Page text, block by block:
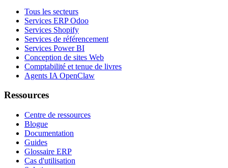
Tous les secteurs
Services ERP Odoo
Services Shopify
Services de référencement
Services Power BI
Conception de sites Web
Comptabilité et tenue de livres
Agents IA OpenClaw
Ressources
Centre de ressources
Blogue
Documentation
Guides
Glossaire ERP
Cas d'utilisation